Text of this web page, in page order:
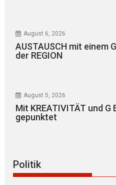
August 6, 2026
AUSTAUSCH mit einem
der REGION
August 5, 2026
Mit KREATIVITÄT und G
gepunktet
Politik